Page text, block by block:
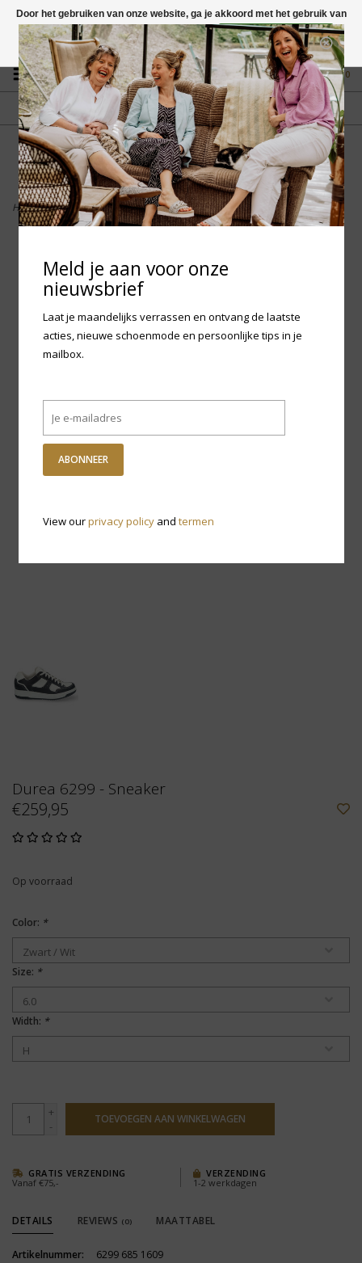
Vragen? App naar +31 58 250 1503
0
GRATIS VERZENDING NL
Vanaf € 75,-
FYSIEKE WINKEL
in Mantgum (frl)
fdad
Home>Durea 6299 - Sneaker
Durea 6299 - Sneaker
€259,95
Op voorraad
Color: *
Size: *
Width: *
+
-
TOEVOEGEN AAN WINKELWAGEN
GRATIS VERZENDING
Vanaf €75,-
VERZENDING
1-2 werkdagen
DETAILS REVIEWS (0) MAATTABEL
Artikelnummer:
6299 685 1609
Door het gebruiken van onze website, ga je akkoord met het gebruik van
cookies om onze website te verbeteren.
Dit bericht verbergen
Meer over cookies »
Meld je aan voor onze
nieuwsbrief
Laat je maandelijks verrassen en ontvang de laatste
acties, nieuwe schoenmode en persoonlijke tips in je
mailbox.
ABONNEER
View ourprivacy policyand termen